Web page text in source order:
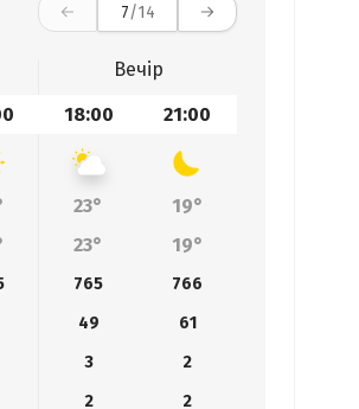
7/14
Вечір
18:00 21:00
23°
19°
23° 19°
765
766
49
61
3
2
2
2